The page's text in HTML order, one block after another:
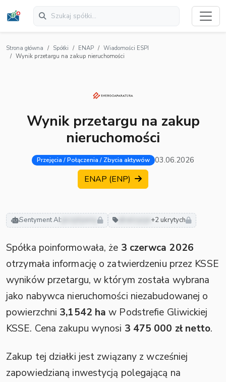
Strona główna Spółki ENAP
Wiadomości ESPI
Wynik przetargu na zakup nieruchomości
Wynik przetargu na zakup
nieruchomości
Przejęcia / Połączenia / Zbycia aktywów 03.06.2026
ENAP (ENP)
Sentyment AI: pozytywny +2 ukrytych
Spółka poinformowała, że 3 czerwca 2026
otrzymała informację o zatwierdzeniu przez KSSE
wyników przetargu, w którym została wybrana
jako nabywca nieruchomości niezabudowanej o
powierzchni 3,1542 ha w Podstrefie Gliwickiej
KSSE. Cena zakupu wynosi 3 475 000 zł netto.
Zakup tej działki jest związany z wcześniej
zapowiedzianą inwestycją polegającą na